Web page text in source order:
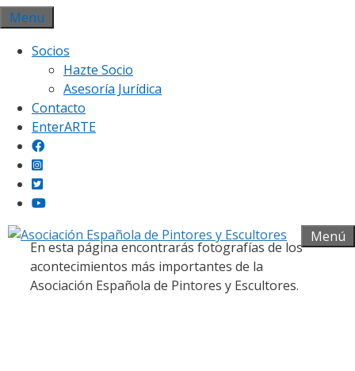
Saltar
al
contenido
Menu
Socios
Hazte Socio
Asesoría Jurídica
Contacto
EnterARTE
Menú
Galería fotográfica
En esta página encontrarás fotografías de los
acontecimientos más importantes de la
Asociación Española de Pintores y Escultores.